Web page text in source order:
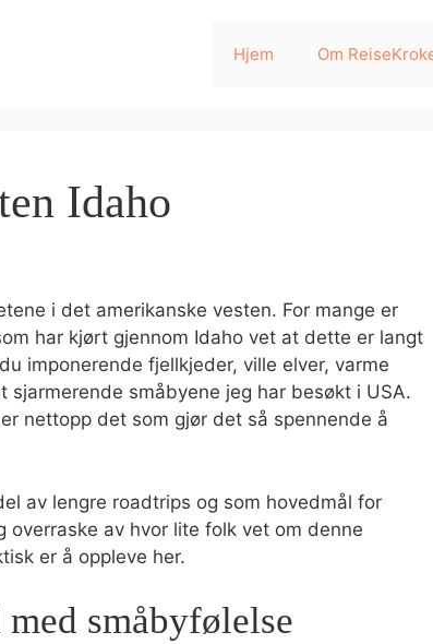
Hjem Om
Idaho
i det amerikanske vesten. For mange er
har kjørt gjennom Idaho vet at dette er langt
imponerende fjellkjeder, ville elver, varme
sjarmerende småbyene jeg har besøkt i USA.
nettopp det som gjør det så spennende å
av lengre roadtrips og som hovedmål for
overraske av hvor lite folk vet om denne
er å oppleve her.
småbyfølelse